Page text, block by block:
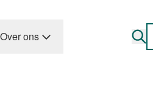
Over ons